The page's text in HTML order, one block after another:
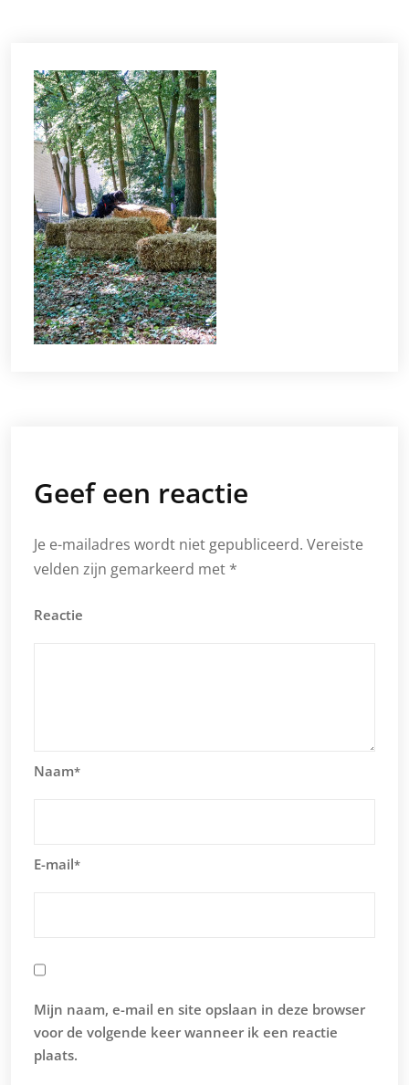
Geef een reactie
Je e-mailadres wordt niet gepubliceerd. Vereiste
velden zijn gemarkeerd met *
Reactie
Naam*
E-mail*
Mijn naam, e-mail en site opslaan in deze browser
voor de volgende keer wanneer ik een reactie
plaats.